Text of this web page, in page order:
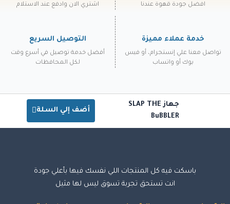
افضل جودة قهوة عندنا اشتري الان وادفع عند الاستلام
خدمة عملاء مميزة
تواصل معنا علي إنستجرام، أو فيس
بوك أو واتساب
التوصيل السريع
أفضل خدمة توصيل في أسرع وقت
لكل المحافظات
جهاز SLAP THE
BuBBLER
أضف إلي السلة
باسكت فيه كل المنتجات اللي نفسك فيها بأعلي جودة
انت تستحق تجربة تسوق ليس لها مثيل